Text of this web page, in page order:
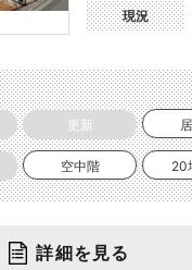
現況
更新
空中階 20
詳細を見る